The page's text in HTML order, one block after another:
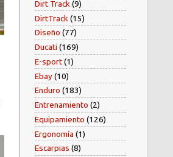
Dirt Track (9)
DirtTrack (15)
Diseño (77)
Ducati (169)
E-sport(1)
Ebay(10)
Enduro (183)
Entrenamiento (2)
Equipamiento (126)
Ergonomía (1)
Escarpias (8)